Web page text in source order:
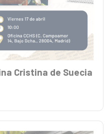
Cristina de Suecia